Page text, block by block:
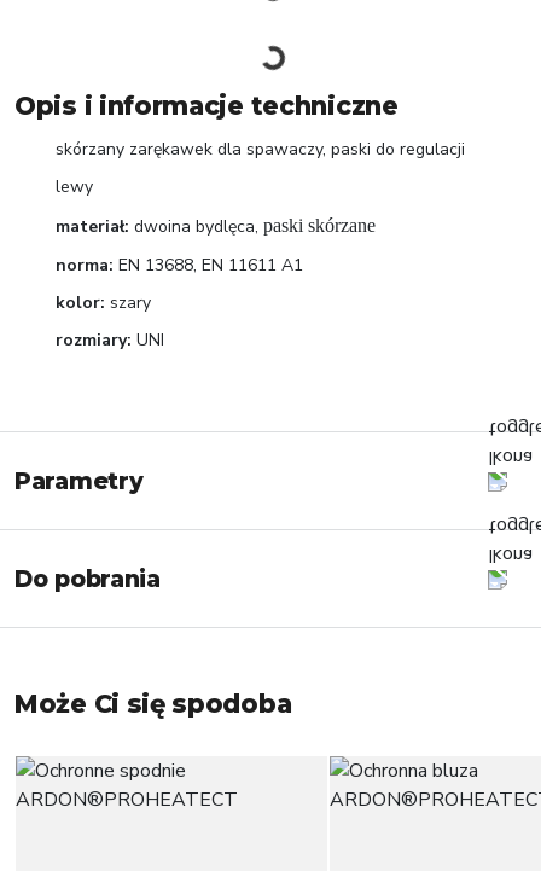
Opis i informacje techniczne
skórzany zarękawek dla spawaczy, paski do regulacji
lewy
materiał: dwoina bydlęca, paski skórzane
norma: EN 13688, EN 11611 A1
kolor: szary
rozmiary: UNI
Parametry
Do pobrania
Może Ci się spodoba